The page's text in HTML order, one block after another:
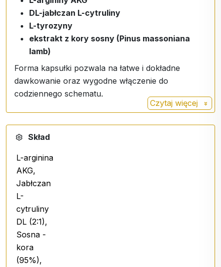
DL-jabłczan L-cytruliny
L-tyrozyny
ekstrakt z kory sosny (Pinus massoniana
lamb)
Forma kapsułki pozwala na łatwe i dokładne
dawkowanie oraz wygodne włączenie do
codziennego schematu.
Zalecane dawkowanie
4 - 8 kapsułek dziennie
Popić dużą ilością wody.
Czytaj więcej
Skład
L-arginina
AKG,
Jabłczan
L-
cytruliny
DL (2:1),
Sosna -
kora
(95%),